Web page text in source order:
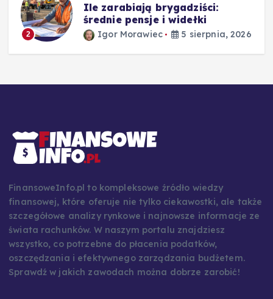
2
Ile zarabiają brygadziści:
średnie pensje i widełki
Igor Morawiec 5 sierpnia, 2026
FinansoweInfo.pl to kompleksowe źródło wiedzy
finansowej, które oferuje nie tylko ciekawostki, ale także
szczegółowe analizy rynkowe i najnowsze informacje ze
świata rachunków. W naszym portalu znajdziesz
wszystko, co potrzebne do płacenia podatków,
oszczędzania i efektywnego zarządzania budżetem.
Sprawdź w jakich zawodach można dobrze zarobić!